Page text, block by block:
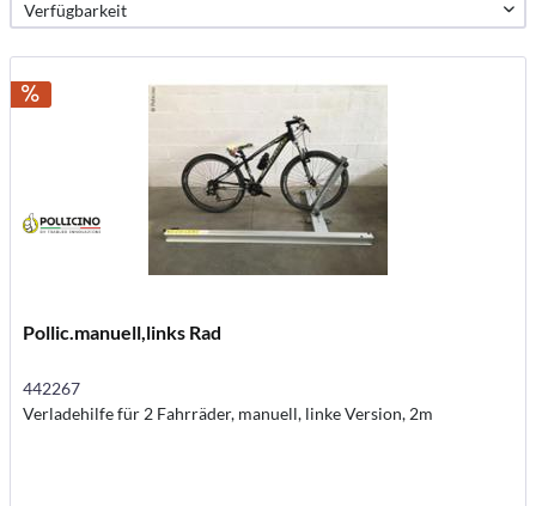
Pollic.manuell,links Rad
442267
Verladehilfe für 2 Fahrräder, manuell, linke Version, 2m